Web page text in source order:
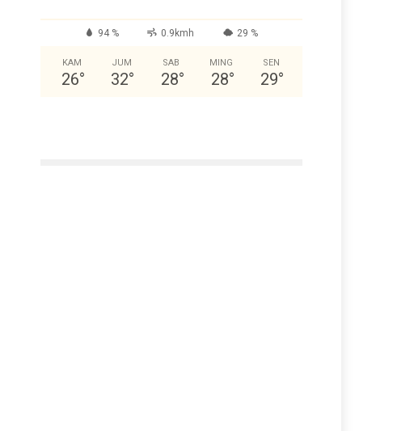
94 % 0.9kmh 29 %
KAM
26°
JUM
32°
SAB
28°
MING
28°
SEN
29°